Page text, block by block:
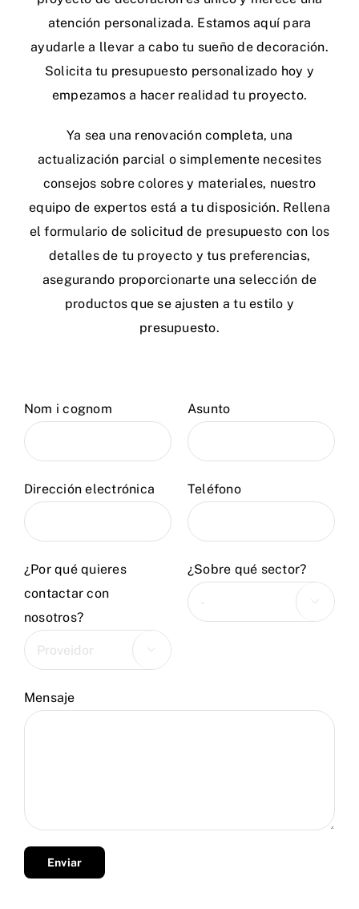
Tienda Online
atención personalizada. Estamos aquí para
ayudarle a llevar a cabo tu sueño de decoración.
Solicita tu presupuesto personalizado hoy y
empezamos a hacer realidad tu proyecto.
Ya sea una renovación completa, una
actualización parcial o simplemente necesites
consejos sobre colores y materiales, nuestro
equipo de expertos está a tu disposición. Rellena
el formulario de solicitud de presupuesto con los
detalles de tu proyecto y tus preferencias,
asegurando proporcionarte una selección de
productos que se ajusten a tu estilo y
presupuesto.
Nom i cognom Asunto
Dirección electrónica Teléfono
¿Por qué quieres
contactar con
nosotros?

¿Sobre qué sector?

Mensaje